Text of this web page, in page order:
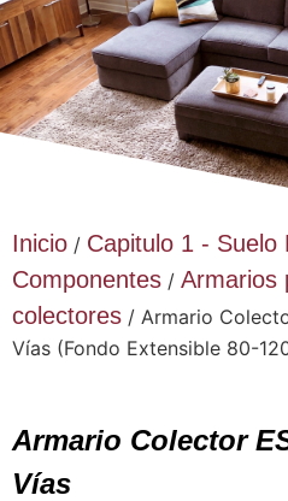
Inicio / Capitulo 1 - Suelo
Componentes / Armarios
colectores / Armario
Vías (Fondo Extensible 80-
Armario Colector
Vías